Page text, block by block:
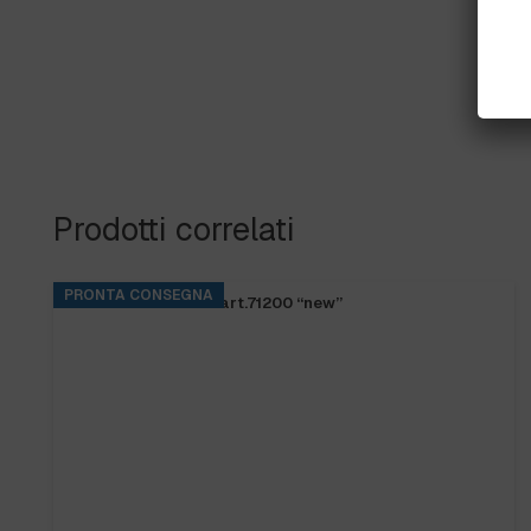
Prodotti correlati
PRONTA CONSEGNA
FRANGIA SOFT SR art.71200 “new”